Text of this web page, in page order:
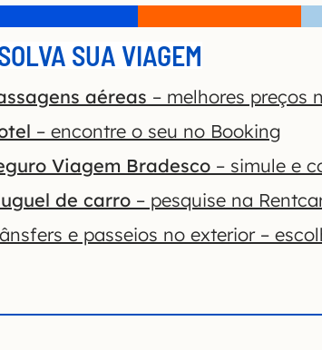
SUA VIAGEM
aéreas – melhores preços
– encontre o seu no Booking
Viagem Bradesco – simule e
de carro – pesquise na
e passeios no exterior –